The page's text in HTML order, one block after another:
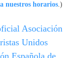
nuestros horarios.)